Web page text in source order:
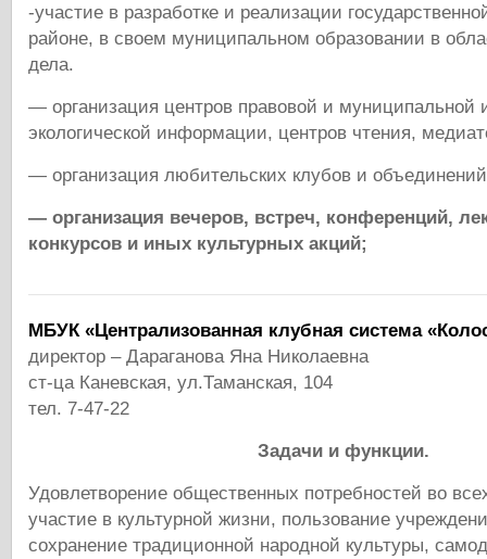
-участие в разработке и реализации
районе, в своем муниципальном образовании в
дела.
— организация центров правовой и
экологической информации, центров чтения,
— организация любительских клубов и
— организация вечеров, встреч, конференций,
конкурсов и иных культурных
МБУК «Централизованная клубная система
директор – Дараганова Яна Николаевна
ст-ца Каневская, ул.Таманская, 104
тел. 7-47-22
Задачи и функции.
Удовлетворение общественных потребностей во
участие в культурной жизни, пользование
сохранение традиционной народной культуры,